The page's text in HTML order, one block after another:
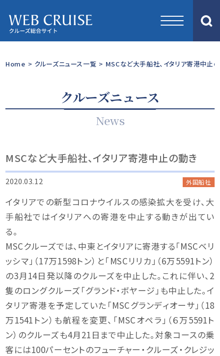
Home > クルーズニュース一覧 > MSCなど大手船社、イタリア寄港中止
クルーズニュース
News
MSCなど大手船社、イタリア寄港中止の動き
2020.03.12 外国船社
イタリアでの新型コロナウイルスの感染拡大を受け、大
手船社ではイタリアへの寄港を中止する動きが出てい
る。
MSCクルーズでは、中東とイタリアに寄港する「MSCベリ
ッシマ」（17万1598トン）と「MSCリリカ」（6万5591トン）
の3月14日発以降のクルーズを中止した。これに伴い、2
隻のロングクルーズ「グランド・ボヤージ」も中止した。イ
タリア寄港を予定していた「MSCグランディオーサ」（18
万1541トン）も航程を変更、「MSCオペラ」（６万5591ト
ン）のクルーズも4月21日まで中止した。対象コースの乗
客には100パーセントのフューチャー・クルーズ・クレジッ